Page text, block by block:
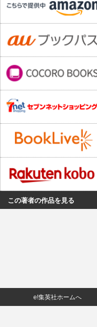
この著者の作品を見る
e!集英社ホームへ